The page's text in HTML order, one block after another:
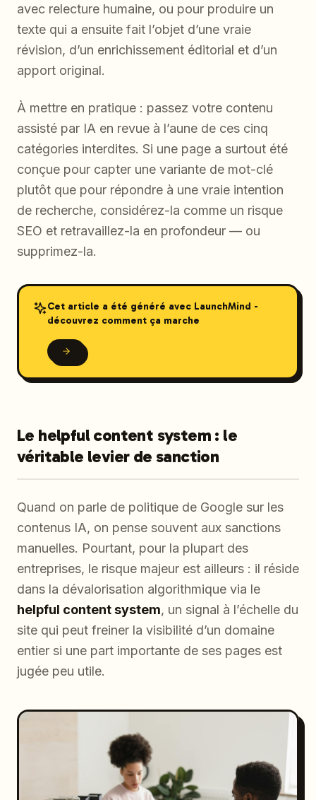
avec relecture humaine, ou pour produire un
texte qui a ensuite fait l’objet d’une vraie
révision, d’un enrichissement éditorial et d’un
apport original.
À mettre en pratique : passez votre contenu
assisté par IA en revue à l’aune de ces cinq
catégories interdites. Si une page a surtout été
conçue pour capter une variante de mot-clé
plutôt que pour répondre à une vraie intention
de recherche, considérez-la comme un risque
SEO et retravaillez-la en profondeur — ou
supprimez-la.
Cet article a été généré avec LaunchMind -
découvrez comment ça marche
Le helpful content system : le
véritable levier de sanction
Quand on parle de politique de Google sur les
contenus IA, on pense souvent aux sanctions
manuelles. Pourtant, pour la plupart des
entreprises, le risque majeur est ailleurs : il réside
dans la dévalorisation algorithmique via le
helpful content system, un signal à l’échelle du
site qui peut freiner la visibilité d’un domaine
entier si une part importante de ses pages est
jugée peu utile.